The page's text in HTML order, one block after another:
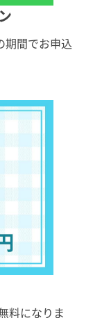
期間でお申込
料になりま